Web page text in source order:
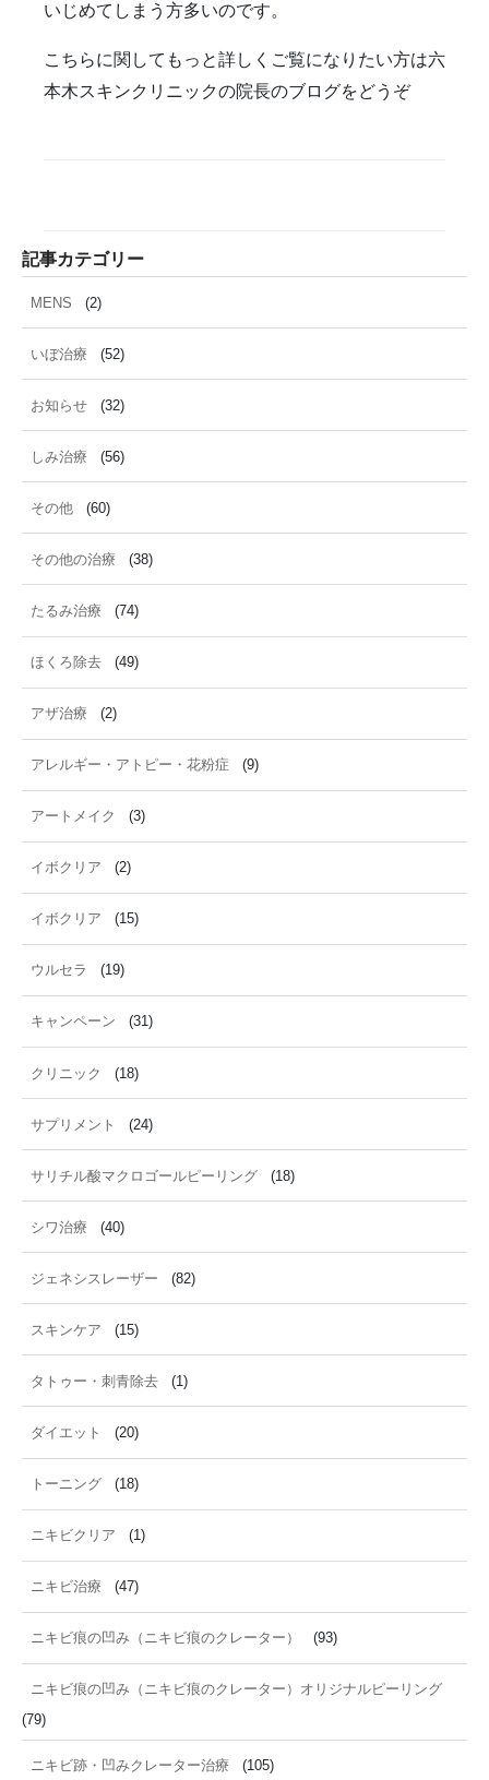
いじめてしまう方多いのです。
こちらに関してもっと詳しくご覧になりたい方は六
本木スキンクリニックの院長のブログをどうぞ
記事カテゴリー
MENS (2)
いぼ治療 (52)
お知らせ (32)
しみ治療 (56)
その他 (60)
その他の治療 (38)
たるみ治療 (74)
ほくろ除去 (49)
アザ治療 (2)
アレルギー・アトピー・花粉症 (9)
アートメイク (3)
イボクリア (2)
イボクリア (15)
ウルセラ (19)
キャンペーン (31)
クリニック (18)
サプリメント (24)
サリチル酸マクロゴールピーリング (18)
シワ治療 (40)
ジェネシスレーザー (82)
スキンケア (15)
タトゥー・刺青除去 (1)
ダイエット (20)
トーニング (18)
ニキビクリア (1)
ニキビ治療 (47)
ニキビ痕の凹み（ニキビ痕のクレーター） (93)
ニキビ痕の凹み（ニキビ痕のクレーター）オリジナルピーリング
(79)
ニキビ跡・凹みクレーター治療 (105)